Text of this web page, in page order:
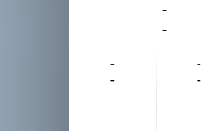
-
-
-
-
-
-